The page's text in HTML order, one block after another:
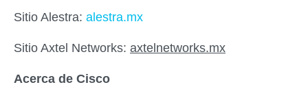
Sitio Alestra: alestra.mx
Sitio Axtel Networks: axtelnetworks.mx
Acerca de Cisco